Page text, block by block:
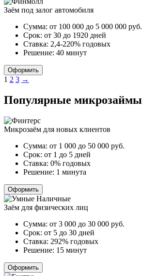
Заём под залог автомобиля
Сумма: от 100 000 до 5 000 000 руб.
Срок: от 30 до 1920 дней
Ставка: 2,4-220% годовых
Решение: 40 минут
Оформить
Пагинация
1 2 3 →
Популярные микрозаймы
Микрозаём для новых клиентов
Сумма: от 1 000 до 50 000 руб.
Срок: от 1 до 5 дней
Ставка: 0% годовых
Решение: 1 минута
Оформить
Заём для физических лиц
Сумма: от 3 000 до 30 000 руб.
Срок: от 5 до 30 дней
Ставка: 292% годовых
Решение: 15 минут
Оформить